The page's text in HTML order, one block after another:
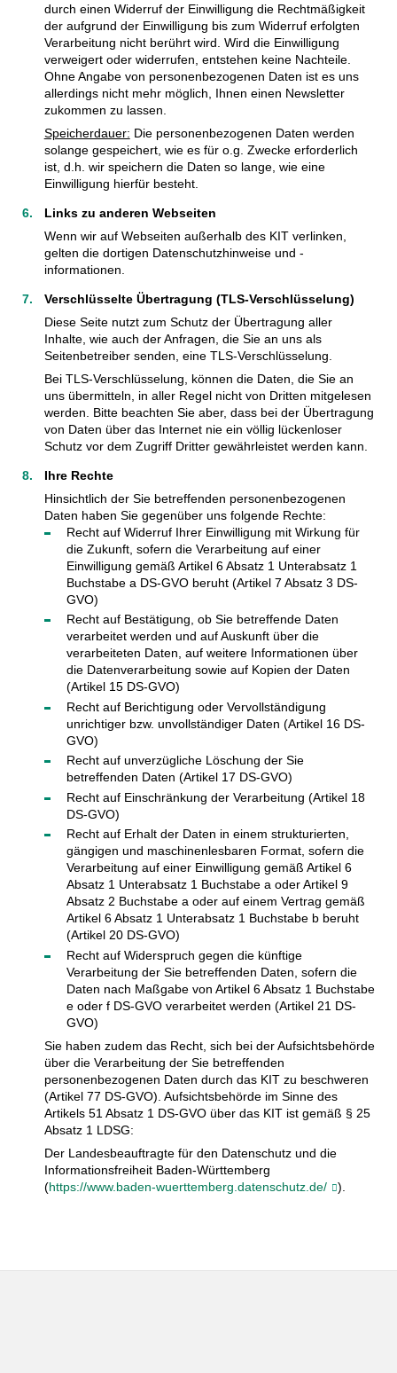
durch einen Widerruf der Einwilligung die Rechtmäßigkeit
der aufgrund der Einwilligung bis zum Widerruf erfolgten
Verarbeitung nicht berührt wird. Wird die Einwilligung
verweigert oder widerrufen, entstehen keine Nachteile.
Ohne Angabe von personenbezogenen Daten ist es uns
allerdings nicht mehr möglich, Ihnen einen Newsletter
zukommen zu lassen.
Speicherdauer: Die personenbezogenen Daten werden
solange gespeichert, wie es für o.g. Zwecke erforderlich
ist, d.h. wir speichern die Daten so lange, wie eine
Einwilligung hierfür besteht.
Links zu anderen Webseiten
Wenn wir auf Webseiten außerhalb des KIT verlinken,
gelten die dortigen Datenschutzhinweise und -
informationen.
Verschlüsselte Übertragung (TLS-Verschlüsselung)
Diese Seite nutzt zum Schutz der Übertragung aller
Inhalte, wie auch der Anfragen, die Sie an uns als
Seitenbetreiber senden, eine TLS-Verschlüsselung.
Bei TLS-Verschlüsselung, können die Daten, die Sie an
uns übermitteln, in aller Regel nicht von Dritten mitgelesen
werden. Bitte beachten Sie aber, dass bei der Übertragung
von Daten über das Internet nie ein völlig lückenloser
Schutz vor dem Zugriff Dritter gewährleistet werden kann.
Ihre Rechte
Hinsichtlich der Sie betreffenden personenbezogenen
Daten haben Sie gegenüber uns folgende Rechte:
Recht auf Widerruf Ihrer Einwilligung mit Wirkung für
die Zukunft, sofern die Verarbeitung auf einer
Einwilligung gemäß Artikel 6 Absatz 1 Unterabsatz 1
Buchstabe a DS-GVO beruht (Artikel 7 Absatz 3 DS-
GVO)
Recht auf Bestätigung, ob Sie betreffende Daten
verarbeitet werden und auf Auskunft über die
verarbeiteten Daten, auf weitere Informationen über
die Datenverarbeitung sowie auf Kopien der Daten
(Artikel 15 DS-GVO)
Recht auf Berichtigung oder Vervollständigung
unrichtiger bzw. unvollständiger Daten (Artikel 16 DS-
GVO)
Recht auf unverzügliche Löschung der Sie
betreffenden Daten (Artikel 17 DS-GVO)
Recht auf Einschränkung der Verarbeitung (Artikel 18
DS-GVO)
Recht auf Erhalt der Daten in einem strukturierten,
gängigen und maschinenlesbaren Format, sofern die
Verarbeitung auf einer Einwilligung gemäß Artikel 6
Absatz 1 Unterabsatz 1 Buchstabe a oder Artikel 9
Absatz 2 Buchstabe a oder auf einem Vertrag gemäß
Artikel 6 Absatz 1 Unterabsatz 1 Buchstabe b beruht
(Artikel 20 DS-GVO)
Recht auf Widerspruch gegen die künftige
Verarbeitung der Sie betreffenden Daten, sofern die
Daten nach Maßgabe von Artikel 6 Absatz 1 Buchstabe
e oder f DS-GVO verarbeitet werden (Artikel 21 DS-
GVO)
Sie haben zudem das Recht, sich bei der Aufsichtsbehörde
über die Verarbeitung der Sie betreffenden
personenbezogenen Daten durch das KIT zu beschweren
(Artikel 77 DS-GVO). Aufsichtsbehörde im Sinne des
Artikels 51 Absatz 1 DS-GVO über das KIT ist gemäß § 25
Absatz 1 LDSG:
Der Landesbeauftragte für den Datenschutz und die
Informationsfreiheit Baden-Württemberg
(https://www.baden-wuerttemberg.datenschutz.de/ ).